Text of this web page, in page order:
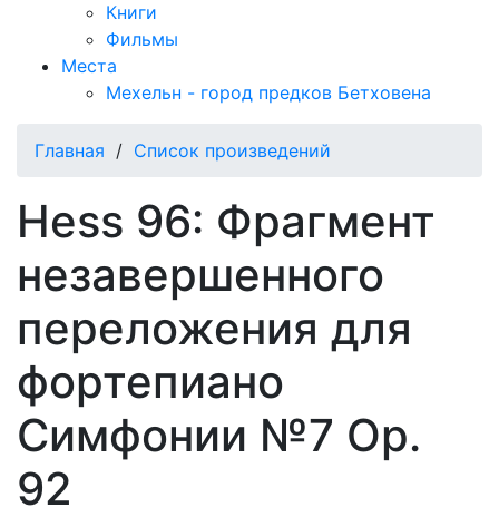
Книги
Фильмы
Места
Мехельн - город предков Бетховена
Главная / Список произведений
Hess 96: Фрагмент
незавершенного
переложения для
фортепиано
Симфонии №7 Op.
92